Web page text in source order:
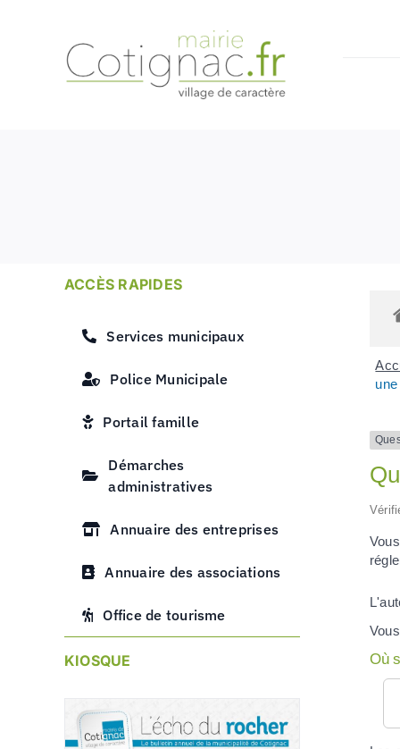
ACCÈS RAPIDES
Services municipaux
Police Municipale
Portail famille
Démarches
administratives
Annuaire des entreprises
Annuaire des associations
Office de tourisme
KIOSQUE Où